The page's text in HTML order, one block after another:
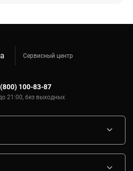
Сервисный центр
100-83-87
21:00, без выходных